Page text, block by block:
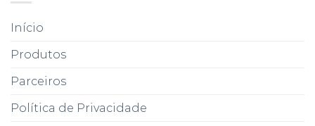
Início
Produtos
Parceiros
Política de Privacidade